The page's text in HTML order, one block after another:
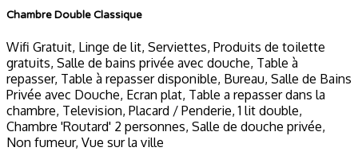
Chambre Double Classique
Wifi Gratuit, Linge de lit, Serviettes, Produits de toilette
gratuits, Salle de bains privée avec douche, Table à
repasser, Table à repasser disponible, Bureau, Salle de Bains
Privée avec Douche, Ecran plat, Table a repasser dans la
chambre, Television, Placard / Penderie, 1 lit double,
Chambre 'Routard' 2 personnes, Salle de douche privée,
Non fumeur, Vue sur la ville